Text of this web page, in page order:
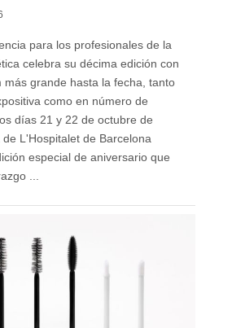
para los profesionales de la
celebra su décima edición con
más grande hasta la fecha, tanto
como en número de
días 21 y 22 de octubre de
L'Hospitalet de Barcelona
especial de aniversario que
...